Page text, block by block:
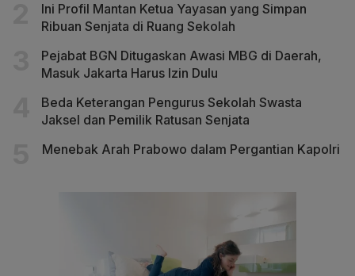
Ini Profil Mantan Ketua Yayasan yang Simpan
Ribuan Senjata di Ruang Sekolah
Pejabat BGN Ditugaskan Awasi MBG di Daerah,
Masuk Jakarta Harus Izin Dulu
Beda Keterangan Pengurus Sekolah Swasta
Jaksel dan Pemilik Ratusan Senjata
Menebak Arah Prabowo dalam Pergantian Kapolri